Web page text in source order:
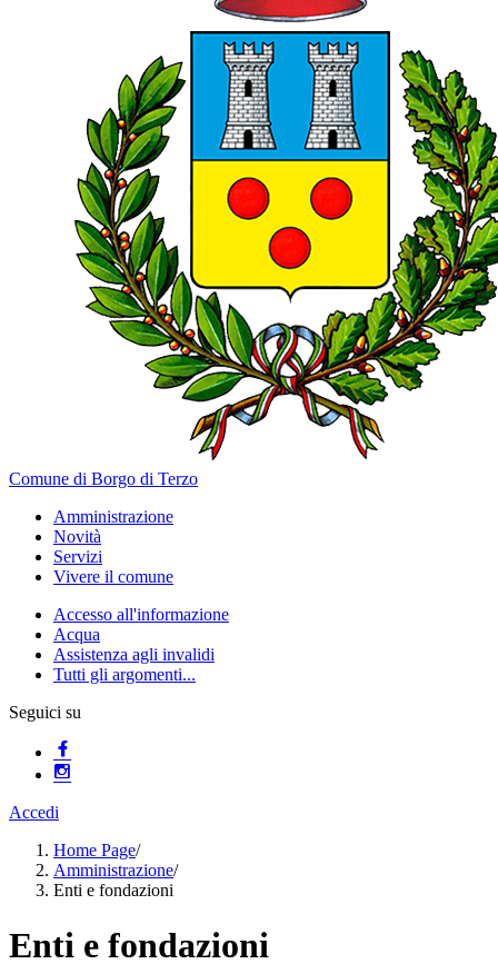
Comune di Borgo di Terzo
Amministrazione
Novità
Servizi
Vivere il comune
Accesso all'informazione
Acqua
Assistenza agli invalidi
Tutti gli argomenti...
Seguici su
Accedi
Home Page/
Amministrazione/
Enti e fondazioni
Enti e fondazioni